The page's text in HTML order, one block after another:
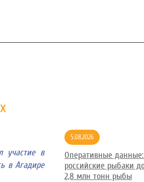
участие в
в Агадире
5.08.2026
Оперативные
российские рыбаки
2,8 млн тонн рыбы